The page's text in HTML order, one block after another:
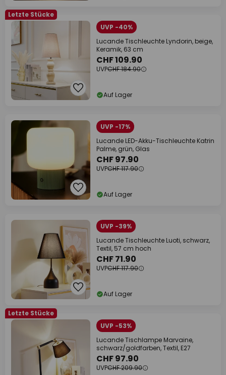
Letzte Stücke
UVP -40%
Lucande Tischleuchte Lyndorin, beige,
Keramik, 63 cm
CHF 109.90
UVPCHF 184.90
Auf Lager
UVP -17%
Lucande LED-Akku-Tischleuchte Katrin
Palme, grün, Glas
CHF 97.90
UVPCHF 117.90
Auf Lager
UVP -39%
Lucande Tischleuchte Luoti, schwarz,
Textil, 57 cm hoch
CHF 71.90
UVPCHF 117.90
Auf Lager
Letzte Stücke
UVP -53%
Lucande Tischlampe Marvaine,
schwarz/goldfarben, Textil, E27
CHF 97.90
UVPCHF 209.90